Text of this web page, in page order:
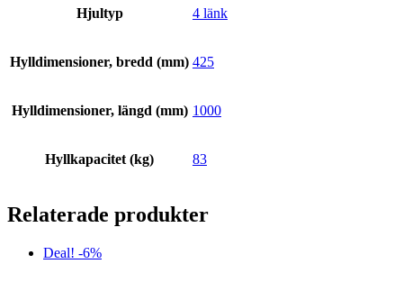
Hjultyp 4 länk
Hylldimensioner, bredd (mm) 425
Hylldimensioner, längd (mm) 1000
Hyllkapacitet (kg) 83
Relaterade produkter
Deal! -6%